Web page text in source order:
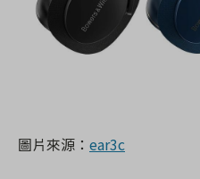
圖片來源： ear3c